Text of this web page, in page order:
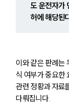
도 운전자가
허에 해당된
이와 같은 판례는
식 여부가 중요한
관련 정황과 자료
다뤄집니다.